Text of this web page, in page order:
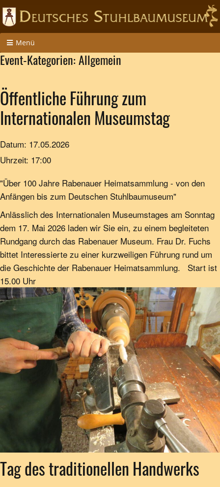
Menü
Event-Kategorien:Allgemein
Öffentliche Führung zum
Internationalen Museumstag
Datum: 17.05.2026
Uhrzeit: 17:00
"Über 100 Jahre Rabenauer Heimatsammlung - von den
Anfängen bis zum Deutschen Stuhlbaumuseum"
Anlässlich des Internationalen Museumstages am Sonntag
dem 17. Mai 2026 laden wir Sie ein, zu einem begleiteten
Rundgang durch das Rabenauer Museum. Frau Dr. Fuchs
bittet Interessierte zu einer kurzweiligen Führung rund um
die Geschichte der Rabenauer Heimatsammlung. Start ist
15.00 Uhr
Tag des traditionellen Handwerks